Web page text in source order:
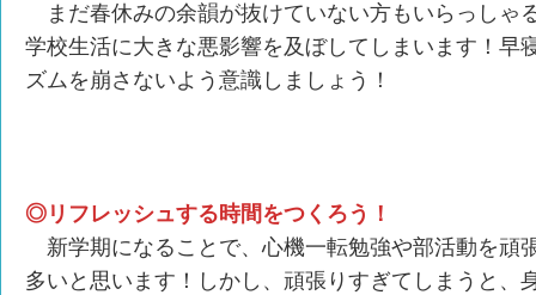
まだ春休みの余韻が抜けていない方もいらっしゃ
学校生活に大きな悪影響を及ぼしてしまいます！早
ズムを崩さないよう意識しましょう！
◎リフレッシュする時間をつくろう！
新学期になることで、心機一転勉強や部活動を頑
多いと思います！しかし、頑張りすぎてしまうと、